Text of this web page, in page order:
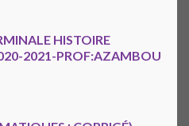
HISTOIRE
2021-PROF:AZAMBOU